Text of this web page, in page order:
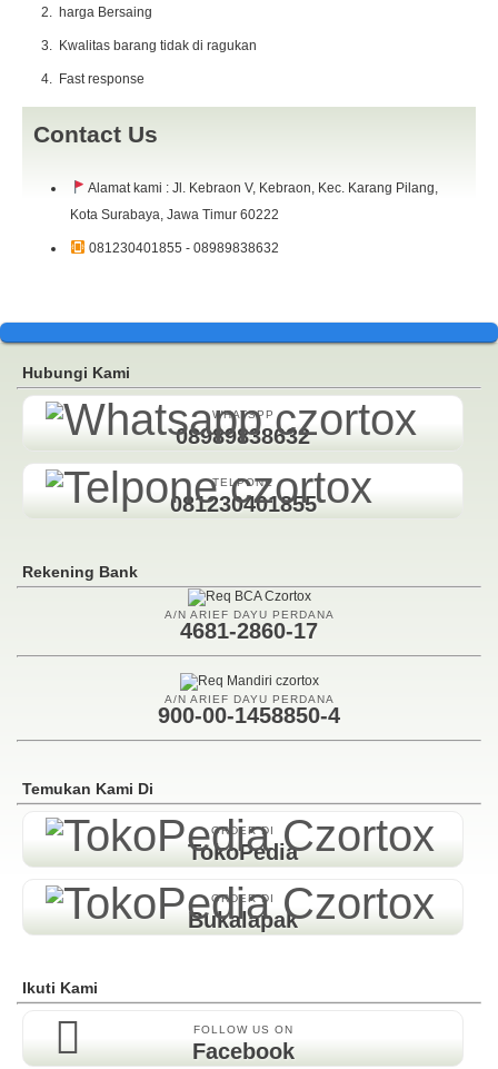
harga Bersaing
Kwalitas barang tidak di ragukan
Fast response
Contact Us
Alamat kami : Jl. Kebraon V, Kebraon, Kec. Karang Pilang,
Kota Surabaya, Jawa Timur 60222
081230401855 - 08989838632
Hubungi Kami
WHATSPP
08989838632
TELPONE
081230401855
Rekening Bank
A/N ARIEF DAYU PERDANA
4681-2860-17
A/N ARIEF DAYU PERDANA
900-00-1458850-4
Temukan Kami Di
ORDER DI
TokoPedia
ORDER DI
Bukalapak
Ikuti Kami
FOLLOW US ON
Facebook